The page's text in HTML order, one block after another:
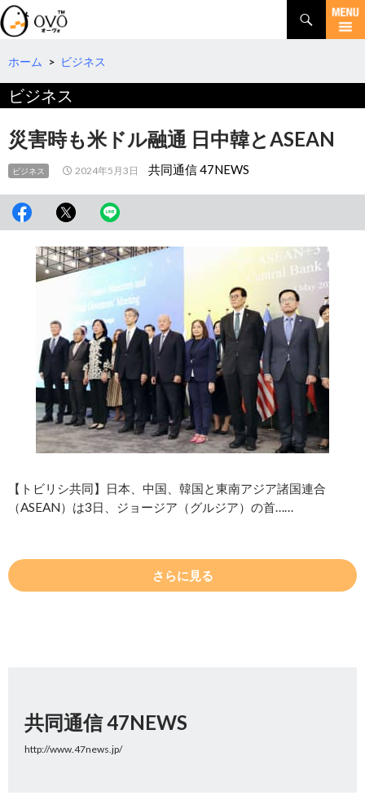
検
索
コ
テ
へ
動
ホーム > ビジネス
ビジネス
災害時も米ドル融通 日中韓とASEAN
ビジネス 2024年5月3日 共同通信 47NEWS
【トビリシ共同】日本、中国、韓国と東南アジア諸国連合
（ASEAN）は3日、ジョージア（グルジア）の首……
さらに見る
共同通信 47NEWS
http://www.47news.jp/